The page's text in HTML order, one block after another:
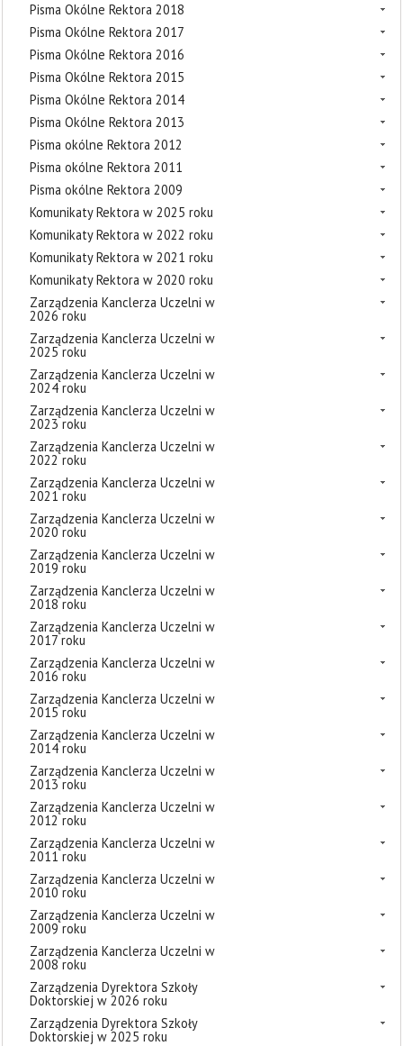
Pisma Okólne Rektora 2018
Pisma Okólne Rektora 2017
Pisma Okólne Rektora 2016
Pisma Okólne Rektora 2015
Pisma Okólne Rektora 2014
Pisma Okólne Rektora 2013
Pisma okólne Rektora 2012
Pisma okólne Rektora 2011
Pisma okólne Rektora 2009
Komunikaty Rektora w 2025 roku
Komunikaty Rektora w 2022 roku
Komunikaty Rektora w 2021 roku
Komunikaty Rektora w 2020 roku
Zarządzenia Kanclerza Uczelni w
2026 roku
Zarządzenia Kanclerza Uczelni w
2025 roku
Zarządzenia Kanclerza Uczelni w
2024 roku
Zarządzenia Kanclerza Uczelni w
2023 roku
Zarządzenia Kanclerza Uczelni w
2022 roku
Zarządzenia Kanclerza Uczelni w
2021 roku
Zarządzenia Kanclerza Uczelni w
2020 roku
Zarządzenia Kanclerza Uczelni w
2019 roku
Zarządzenia Kanclerza Uczelni w
2018 roku
Zarządzenia Kanclerza Uczelni w
2017 roku
Zarządzenia Kanclerza Uczelni w
2016 roku
Zarządzenia Kanclerza Uczelni w
2015 roku
Zarządzenia Kanclerza Uczelni w
2014 roku
Zarządzenia Kanclerza Uczelni w
2013 roku
Zarządzenia Kanclerza Uczelni w
2012 roku
Zarządzenia Kanclerza Uczelni w
2011 roku
Zarządzenia Kanclerza Uczelni w
2010 roku
Zarządzenia Kanclerza Uczelni w
2009 roku
Zarządzenia Kanclerza Uczelni w
2008 roku
Zarządzenia Dyrektora Szkoły
Doktorskiej w 2026 roku
Zarządzenia Dyrektora Szkoły
Doktorskiej w 2025 roku